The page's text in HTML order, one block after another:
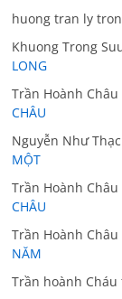
huong tran ly
Khuong Trong
LONG
Trần Hoành Châu
CHÂU
Nguyễn Như
MỘT
Trần Hoành Châu
CHÂU
Trần Hoành Châu
NĂM
Trần hoành Cháu